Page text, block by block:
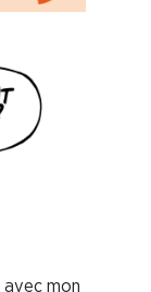
avec mon